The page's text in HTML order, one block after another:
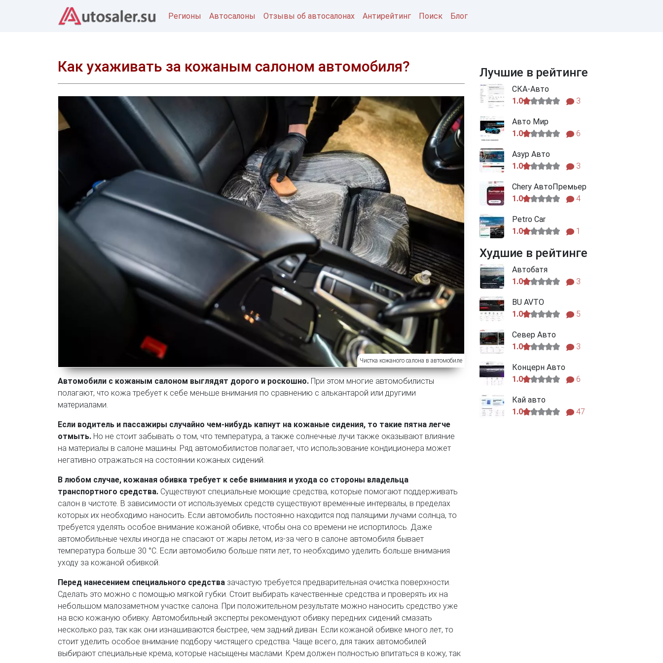
Регионы Автосалоны Отзывы об автосалонах Антирейтинг Поиск Блог
Как ухаживать за кожаным салоном автомобиля?
Чистка кожаного салона в автомобиле
Автомобили с кожаным салоном выглядят дорого и роскошно. При этом многие автомобилисты
полагают, что кожа требует к себе меньше внимания по сравнению с алькантарой или другими
материалами.
Если водитель и пассажиры случайно чем-нибудь капнут на кожаные сидения, то такие пятна легче
отмыть. Но не стоит забывать о том, что температура, а также солнечные лучи также оказывают влияние
на материалы в салоне машины. Ряд автомобилистов полагает, что использование кондиционера может
негативно отражаться на состоянии кожаных сидений.
В любом случае, кожаная обивка требует к себе внимания и ухода со стороны владельца
транспортного средства. Существуют специальные моющие средства, которые помогают поддерживать
салон в чистоте. В зависимости от используемых средств существуют временные интервалы, в пределах
которых их необходимо наносить. Если автомобиль постоянно находится под палящими лучами солнца, то
требуется уделять особое внимание кожаной обивке, чтобы она со времени не испортилось. Даже
автомобильные чехлы иногда не спасают от жары летом, из-за чего в салоне автомобиля бывает
температура больше 30 °C. Если автомобилю больше пяти лет, то необходимо уделить больше внимания
уходу за кожаной обивкой.
Перед нанесением специального средства зачастую требуется предварительная очистка поверхности.
Сделать это можно с помощью мягкой губки. Стоит выбирать качественные средства и проверять их на
небольшом малозаметном участке салона. При положительном результате можно наносить средство уже
на всю кожаную обивку. Автомобильный эксперты рекомендуют обивку передних сидений смазать
несколько раз, так как они изнашиваются быстрее, чем задний диван. Если кожаной обивке много лет, то
стоит уделить особое внимание подбору чистящего средства. Чаще всего, для таких автомобилей
выбирают специальные крема, которые насыщены маслами. Крем должен полностью впитаться в кожу, так
Лучшие в рейтинге
СКА-Авто
1.0
3
Авто Мир
1.0
6
Азур Авто
1.0
3
Chery АвтоПремьер
1.0
4
Petro Car
1.0
1
Худшие в рейтинге
Автобатя
1.0
3
BU AVTO
1.0
5
Север Авто
1.0
3
Концерн Авто
1.0
6
Кай авто
1.0
47